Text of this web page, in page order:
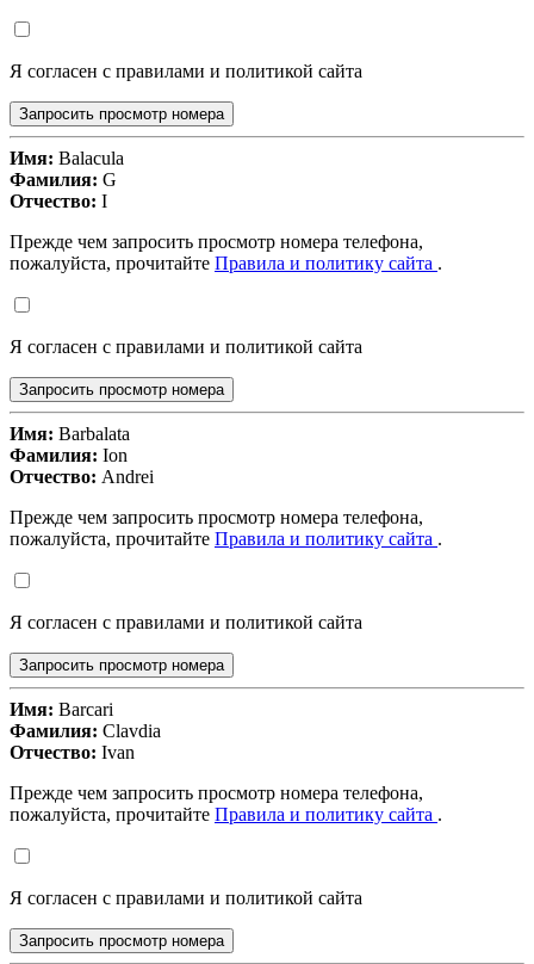
Я согласен с правилами и политикой сайта
Запросить просмотр номера
Имя: Balacula
Фамилия: G
Отчество: I
Прежде чем запросить просмотр номера телефона,
пожалуйста, прочитайте Правила и политику сайта .
Я согласен с правилами и политикой сайта
Запросить просмотр номера
Имя: Barbalata
Фамилия: Ion
Отчество: Andrei
Прежде чем запросить просмотр номера телефона,
пожалуйста, прочитайте Правила и политику сайта .
Я согласен с правилами и политикой сайта
Запросить просмотр номера
Имя: Barcari
Фамилия: Clavdia
Отчество: Ivan
Прежде чем запросить просмотр номера телефона,
пожалуйста, прочитайте Правила и политику сайта .
Я согласен с правилами и политикой сайта
Запросить просмотр номера